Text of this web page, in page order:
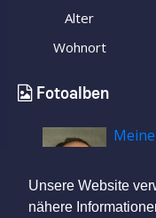
Unsere Website
nähere
Alter
Wohnort
Fotoalben